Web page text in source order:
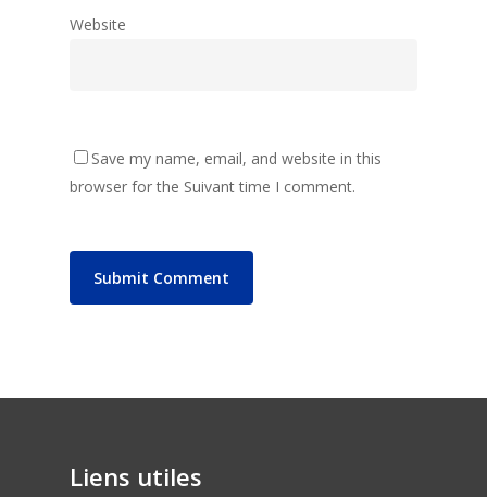
Website
Save my name, email, and website in this
browser for the Suivant time I comment.
Liens utiles